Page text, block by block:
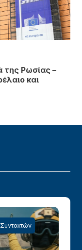
της Ρωσίας –
και